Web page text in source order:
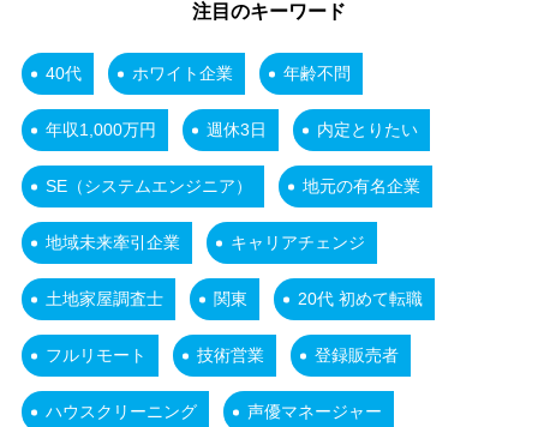
注目のキーワード
40代 ホワイト企業 年齢不問
年収1,000万円 週休3日 内定とりたい
SE（システムエンジニア） 地元の有名企業
地域未来牽引企業 キャリアチェンジ
土地家屋調査士 関東 20代 初めて転職
フルリモート 技術営業 登録販売者
ハウスクリーニング 声優マネージャー